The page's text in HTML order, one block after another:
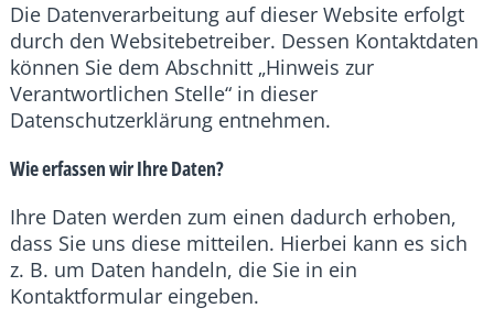
Die Datenverarbeitung auf dieser Website erfolgt
durch den Websitebetreiber. Dessen Kontaktdaten
können Sie dem Abschnitt „Hinweis zur
Verantwortlichen Stelle“ in dieser
Datenschutzerklärung entnehmen.
Wie erfassen wir Ihre Daten?
Ihre Daten werden zum einen dadurch erhoben,
dass Sie uns diese mitteilen. Hierbei kann es sich
z. B. um Daten handeln, die Sie in ein
Kontaktformular eingeben.